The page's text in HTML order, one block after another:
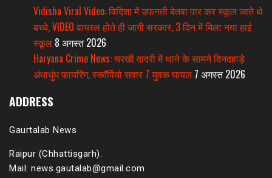
Vidisha Viral Video: विदिशा में उफनती बेतवा पार कर स्कूल जाते थे
बच्चे, VIDEO वायरल होते ही जागी सरकार, 3 दिन में मिला नया हाई
स्कूल 8 अगस्त 2026
Haryana Crime News: चरखी दादरी में थाने के सामने दिनदहाड़े
अंधाधुंध फायरिंग, स्कॉर्पियो सवार 7 युवक घायल 7 अगस्त 2026
ADDRESS
Gaurtalab News
Raipur (Chhattisgarh).
Mail: news.gautalab@gmail.com